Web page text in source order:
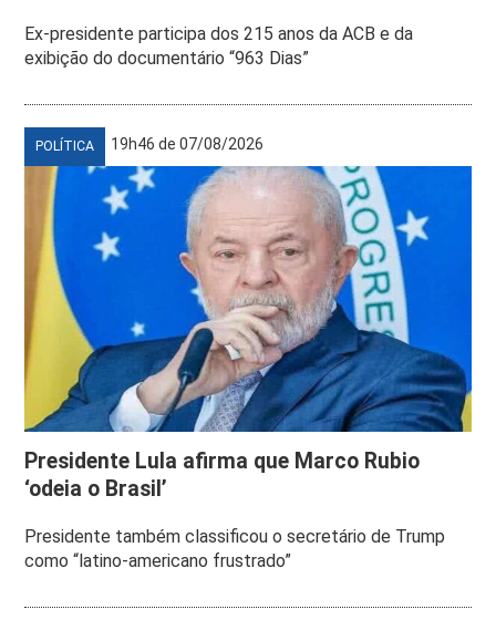
Ex-presidente participa dos 215 anos da ACB e da
exibição do documentário “963 Dias”
POLÍTICA 19h46 de 07/08/2026
Presidente Lula afirma que Marco Rubio
‘odeia o Brasil’
Presidente também classificou o secretário de Trump
como “latino-americano frustrado”